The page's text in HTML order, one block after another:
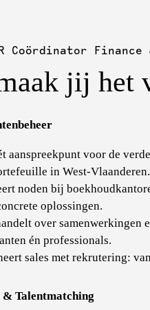
Coördinator Finance
jij het
aanspreekpunt voor de
in West-Vlaanderen.
noden bij
oplossingen.
over samenwerkingen
én professionals.
sales met rekrutering:
Talentmatching